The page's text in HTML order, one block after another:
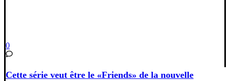
0
Cette série veut être le «Friends» de la nouvelle